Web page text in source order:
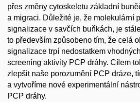
přes změny cytoskeletu základní
a migraci. Důležité je, že molekulární
signalizace v savčích buňkách, je
to především způsobeno tím, že celá
signalizace trpí nedostatkem
screening aktivity PCP dráhy. Cílem
zlepšit naše porozumění PCP dráze,
a vytvoříme nové experimentální
PCP dráhy.